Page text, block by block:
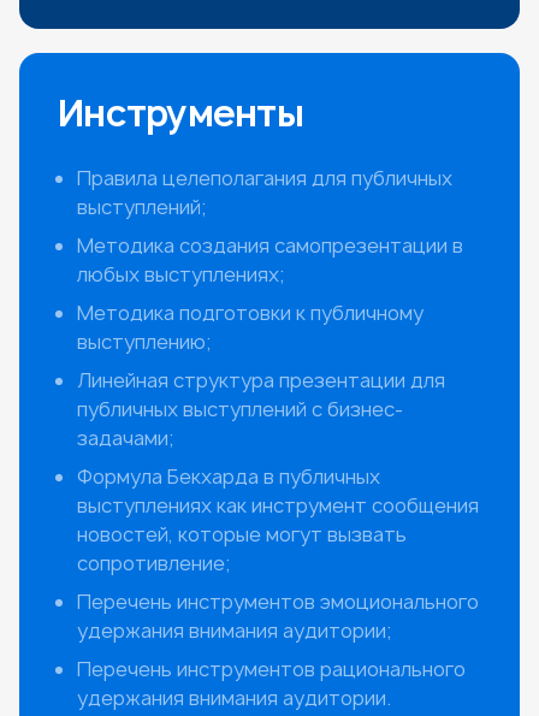
Инструменты
Правила целеполагания для публичных
выступлений;
Методика создания самопрезентации в
любых выступлениях;
Методика подготовки к публичному
выступлению;
Линейная структура презентации для
публичных выступлений с бизнес-
задачами;
Формула Бекхарда в публичных
выступлениях как инструмент сообщения
новостей, которые могут вызвать
сопротивление;
Перечень инструментов эмоционального
удержания внимания аудитории;
Перечень инструментов рационального
удержания внимания аудитории.